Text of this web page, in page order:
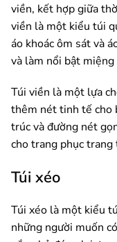
viền, kết hợp giữa
viền là một kiểu túi
áo khoác ôm sát và
và làm nổi bật
Túi viền là một lựa
thêm nét tinh tế cho
trúc và đường nét
cho trang phục trang
Túi xéo
Túi xéo là một kiểu
những người muốn